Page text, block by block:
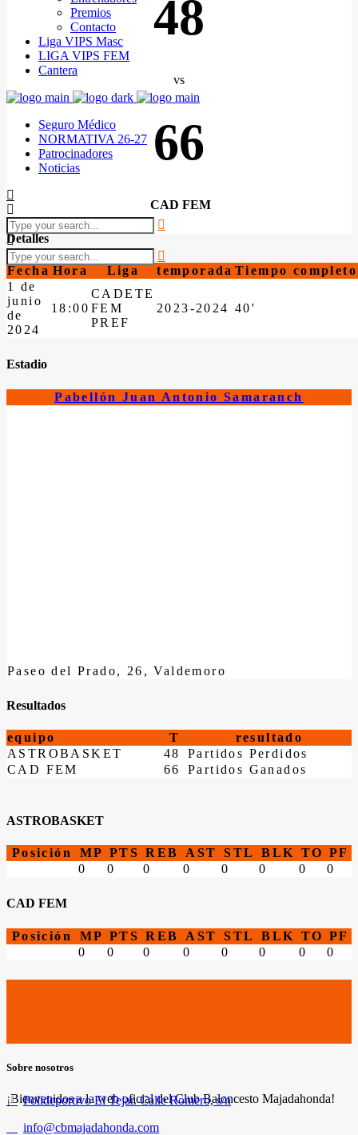
Premios
Contacto
Liga VIPS Masc
LIGA VIPS FEM
Cantera
Seguro Médico
NORMATIVA 26-27
Patrocinadores
Noticias
48
vs
66
CAD FEM
Detalles
Fecha Hora Liga temporada Tiempo completo
1 de
junio
de
2024
18:00
CADETE
FEM
PREF
2023-2024 40'
Estadio
Pabellón Juan Antonio Samaranch
Paseo del Prado, 26, Valdemoro
Resultados
equipo T
resultado
ASTROBASKET
48
Partidos Perdidos
CAD FEM
66 Partidos Ganados
ASTROBASKET
Posición MP PTS REB AST STL BLK TO PF
0
0 0 0 0 0 0 0
CAD FEM
Posición MP PTS REB AST STL BLK TO PF
0
0 0 0 0 0 0 0
Sobre nosotros
¡Bienvenidos a la web oficial del Club Baloncesto Majadahonda!
Polideportivo El Tejar. Calle Romero, s/n
info@cbmajadahonda.com